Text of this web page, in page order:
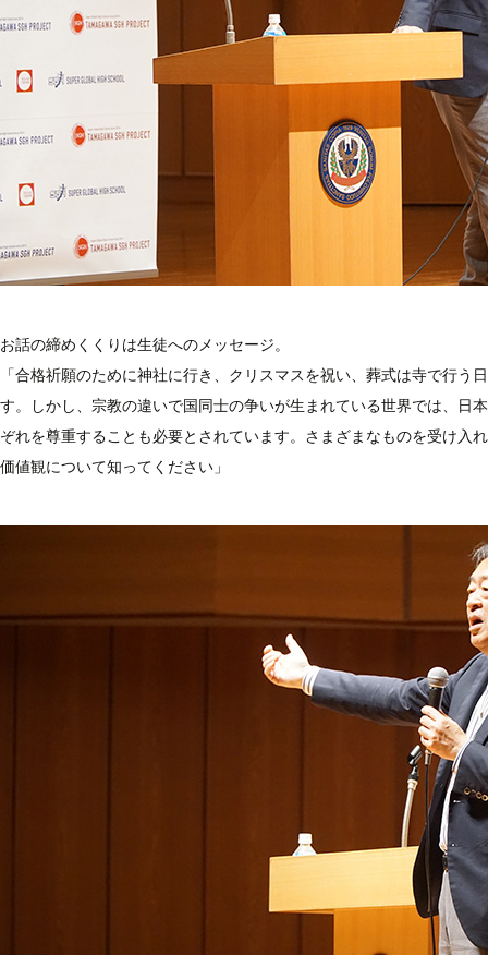
お話の締めくくりは生徒へのメッセージ。
「合格祈願のために神社に行き、クリスマスを祝い、葬式は寺で行う
す。しかし、宗教の違いで国同士の争いが生まれている世界では、日
ぞれを尊重することも必要とされています。さまざまなものを受け入
価値観について知ってください」